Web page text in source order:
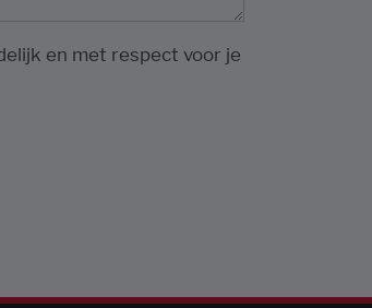
en met respect voor je